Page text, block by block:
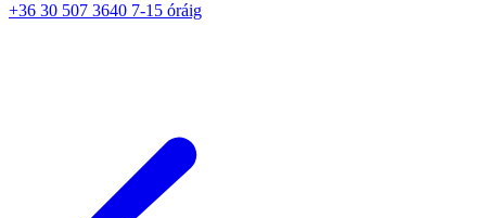
+36 30 507 3640 7-15 óráig